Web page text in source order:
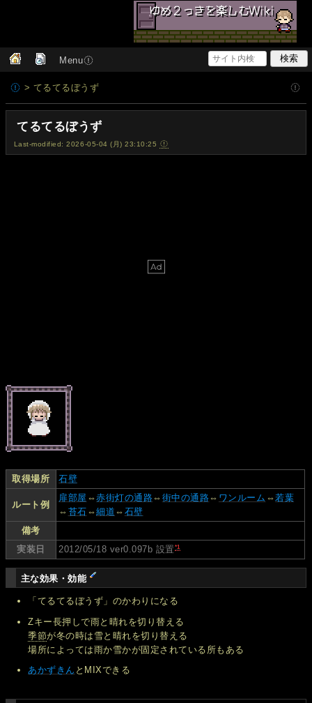
Menu
> てるてるぼうず
てるてるぼうず
Last-modified: 2026-05-04 (月) 23:10:25
取得場所 石壁
ルート例
扉部屋 ⇔赤街灯の通路 ⇔ 街中の通路 ⇔ ワンルーム ⇔若葉
⇔ 苔石 ⇔細道 ⇔ 石壁
備考
実装日
2012/05/18 ver0.097b 設置 *1
主な効果・効能
「てるてるぼうず」のかわりになる
Zキー長押しで雨と晴れを切り替える
季節が冬の時は雪と晴れを切り替える
場所によっては雨か雪かが固定されている所もある
あかずきん とMIXできる